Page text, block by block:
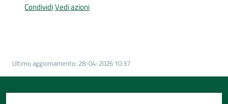
Per
CondividiVedi azioni
Ultimo aggiornamento: 28-04-2026 10:37